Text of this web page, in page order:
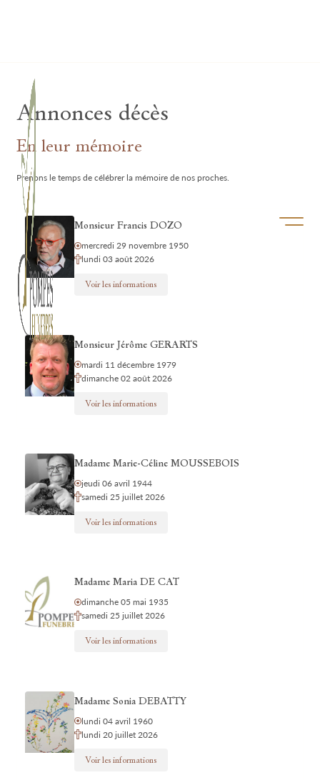
Ouvrir/
Annonces décès
En leur mémoire
Prenons le temps de célébrer la mémoire de nos proches.
Monsieur Francis DOZO
mercredi 29 novembre 1950
lundi 03 août 2026
Voir les informations
Monsieur Jérôme GERARTS
mardi 11 décembre 1979
dimanche 02 août 2026
Voir les informations
Madame Marie-Céline MOUSSEBOIS
jeudi 06 avril 1944
samedi 25 juillet 2026
Voir les informations
Madame Maria DE CAT
dimanche 05 mai 1935
samedi 25 juillet 2026
Voir les informations
Madame Sonia DEBATTY
lundi 04 avril 1960
lundi 20 juillet 2026
Voir les informations